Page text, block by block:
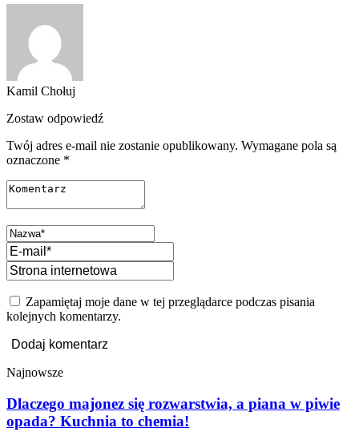
Kamil Chołuj
Zostaw odpowiedź
Twój adres e-mail nie zostanie opublikowany. Wymagane pola są
oznaczone *
Zapamiętaj moje dane w tej przeglądarce podczas pisania
kolejnych komentarzy.
Najnowsze
Dlaczego majonez się rozwarstwia, a piana w piwie
opada? Kuchnia to chemia!